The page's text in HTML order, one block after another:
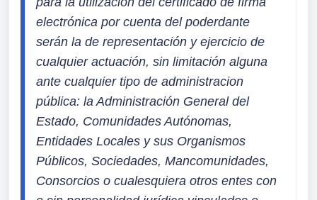
electrónica por cuenta del poderdante
serán la de representación y ejercicio de
cualquier actuación, sin limitación alguna
ante cualquier tipo de administracion
pública: la Administración General del
Estado, Comunidades Autónomas,
Entidades Locales y sus Organismos
Públicos, Sociedades, Mancomunidades,
Consorcios o cualesquiera otros entes con